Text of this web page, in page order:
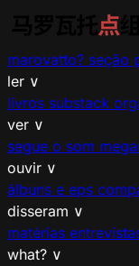
marovatto? seção
ler ∨
livros substack
ver ∨
segue o som
ouvir ∨
álbuns e eps
disseram ∨
matérias
what? ∨